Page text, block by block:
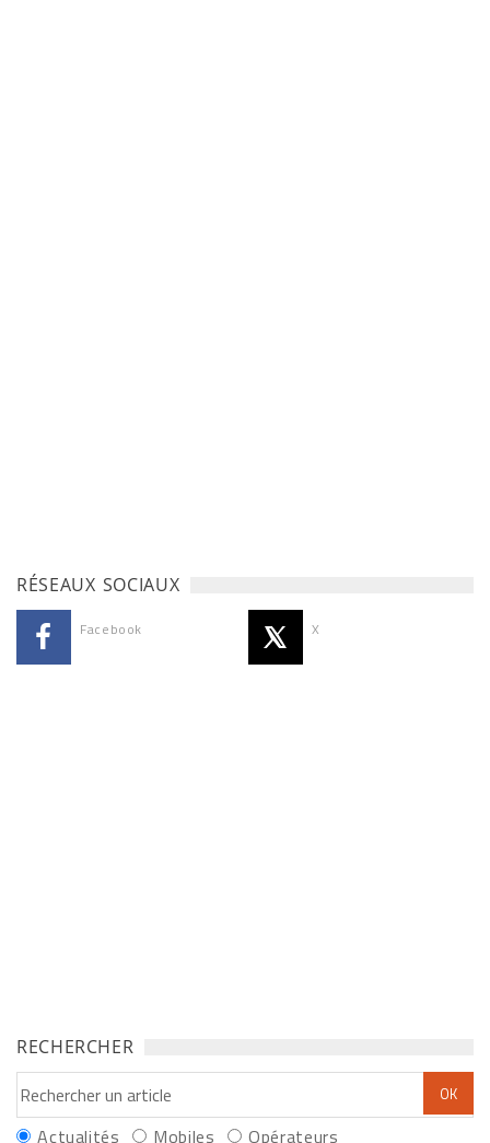
RÉSEAUX SOCIAUX
Facebook X
RECHERCHER
Actualités Mobiles Opérateurs